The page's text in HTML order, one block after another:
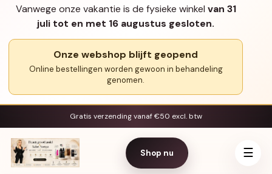
Vanwege onze vakantie is de fysieke winkel van 31
juli tot en met 16 augustus gesloten.
Onze webshop blijft geopend
Online bestellingen worden gewoon in behandeling
genomen.
Gratis verzending vanaf €50 excl. btw
Shop nu ☰